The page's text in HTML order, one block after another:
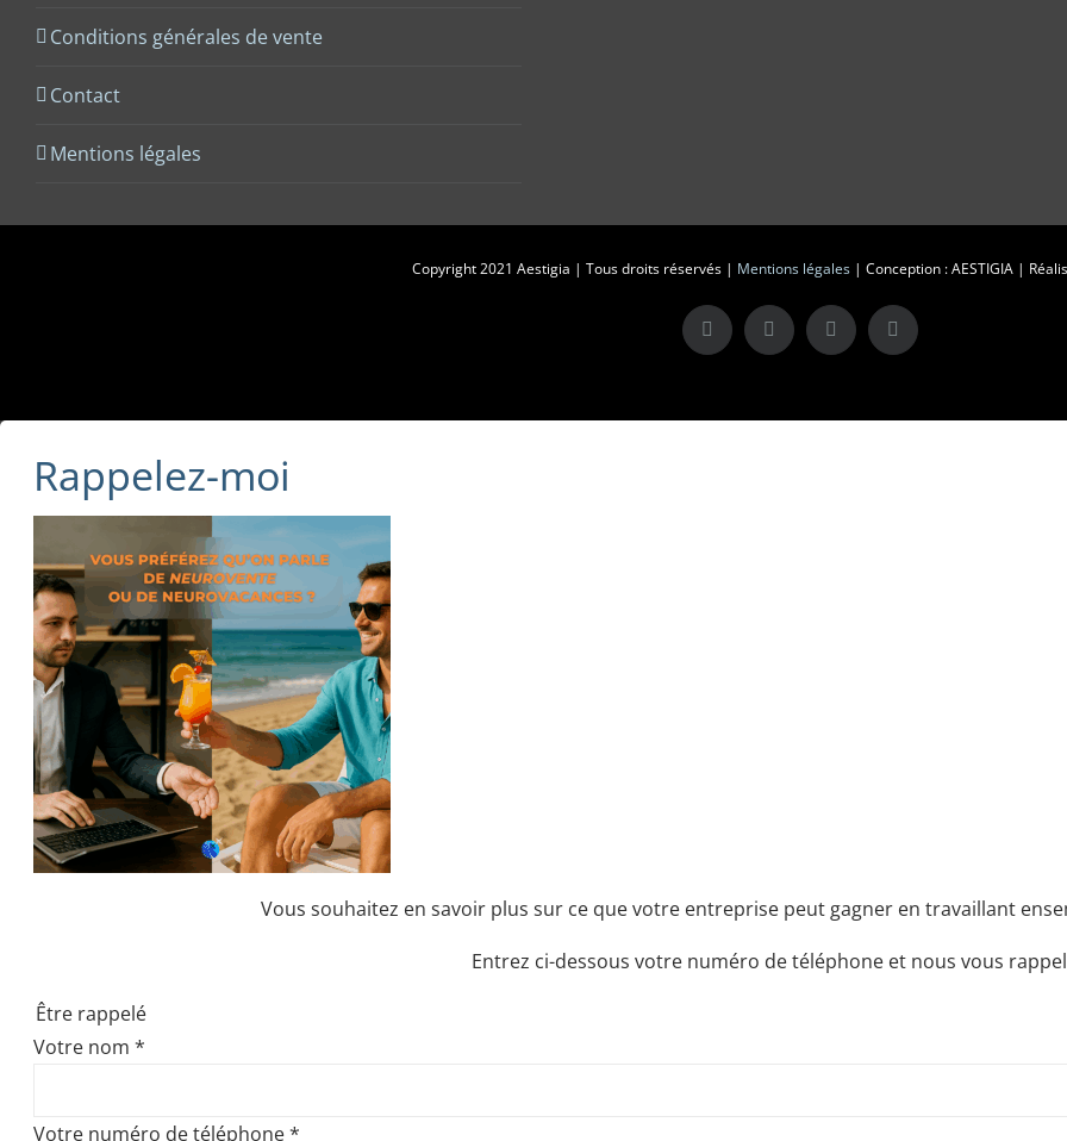
Conditions générales de vente
Contact
Mentions légales
Copyright 2021 Aestigia | Tous droits réservés | Mentions légales| Conception : AESTIGIA |
X LinkedInInstagramFacebook
Rappelez-moi
Vous souhaitez en savoir plus sur ce que votre entreprise peut gagner en travaillant
Entrez ci-dessous votre numéro de téléphone et nous vous
Être rappelé
Votre nom *
Votre numéro de téléphone*